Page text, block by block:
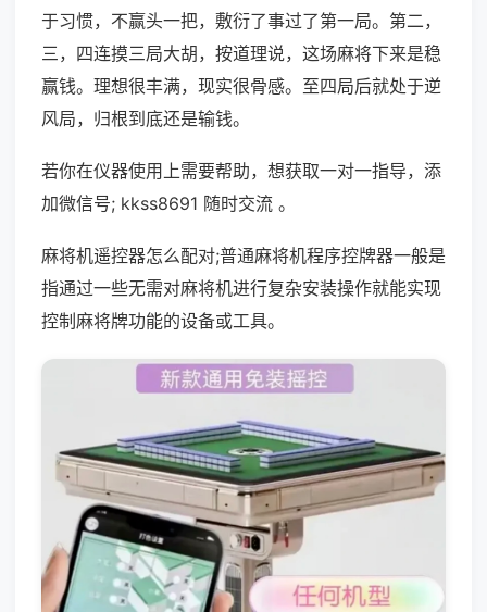
于习惯，不赢头一把，敷衍了事过了第一局。第二，
三，四连摸三局大胡，按道理说，这场麻将下来是稳
赢钱。理想很丰满，现实很骨感。至四局后就处于逆
风局，归根到底还是输钱。
若你在仪器使用上需要帮助，想获取一对一指导，添
加微信号; kkss8691 随时交流 。
麻将机遥控器怎么配对;普通麻将机程序控牌器一般是
指通过一些无需对麻将机进行复杂安装操作就能实现
控制麻将牌功能的设备或工具。